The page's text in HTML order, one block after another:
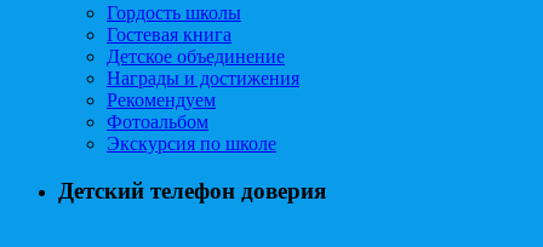
Гордость школы
Гостевая книга
Детское объединение
Награды и достижения
Рекомендуем
Фотоальбом
Экскурсия по школе
Детский телефон доверия